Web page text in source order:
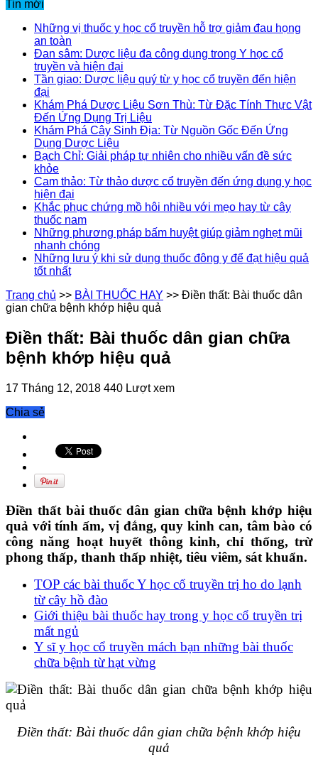
Tin mới
Những vị thuốc y học cổ truyền hỗ trợ giảm đau họng
an toàn
Đan sâm: Dược liệu đa công dụng trong Y học cổ
truyền và hiện đại
Tần giao: Dược liệu quý từ y học cổ truyền đến hiện
đại
Khám Phá Dược Liệu Sơn Thù: Từ Đặc Tính Thực Vật
Đến Ứng Dụng Trị Liệu
Khám Phá Cây Sinh Địa: Từ Nguồn Gốc Đến Ứng
Dụng Dược Liệu
Bạch Chỉ: Giải pháp tự nhiên cho nhiều vấn đề sức
khỏe
Cam thảo: Từ thảo dược cổ truyền đến ứng dụng y học
hiện đại
Khắc phục chứng mồ hôi nhiều với mẹo hay từ cây
thuốc nam
Những phương pháp bấm huyệt giúp giảm nghẹt mũi
nhanh chóng
Những lưu ý khi sử dụng thuốc đông y để đạt hiệu quả
tốt nhất
Trang chủ >> BÀI THUỐC HAY >> Điền thất: Bài thuốc dân
gian chữa bệnh khớp hiệu quả
Điền thất: Bài thuốc dân gian chữa
bệnh khớp hiệu quả
17 Tháng 12, 2018 440 Lượt xem
Chia sẻ
Điền thất bài thuốc dân gian chữa bệnh khớp hiệu
quả với tính ấm, vị đắng, quy kinh can, tâm bào có
công năng hoạt huyết thông kinh, chỉ thống, trừ
phong thấp, thanh thấp nhiệt, tiêu viêm, sát khuẩn.
TOP các bài thuốc Y học cổ truyền trị ho do lạnh
từ cây hồ đào
Giới thiệu bài thuốc hay trong y học cổ truyền trị
mất ngủ
Y sĩ y học cổ truyền mách bạn những bài thuốc
chữa bệnh từ hạt vừng
Điền thất: Bài thuốc dân gian chữa bệnh khớp hiệu
quả